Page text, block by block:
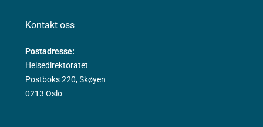
Kontakt oss
Postadresse:
Helsedirektoratet
Postboks 220, Skøyen
0213 Oslo